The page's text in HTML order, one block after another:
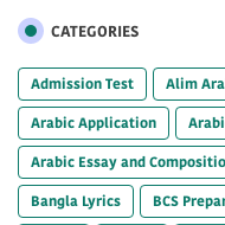
CATEGORIES
Admission Test Alim
Arabic Application
Arabic Essay and
Bangla Lyrics
BCS